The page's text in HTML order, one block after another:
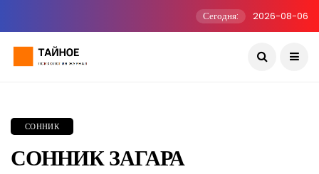
Сегодня: 2026-08-06
СОННИК
СОННИК ЗАГАРА